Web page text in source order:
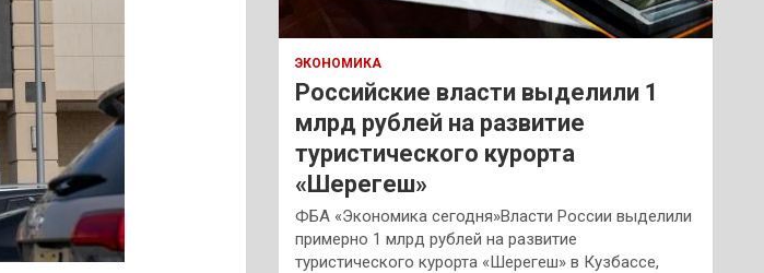
ЭКОНОМИКА
Российские власти выделили 1
млрд рублей на развитие
туристического курорта
«Шерегеш»
ФБА «Экономика сегодня»Власти России выделили
примерно 1 млрд рублей на развитие
туристического курорта «Шерегеш» в Кузбассе,